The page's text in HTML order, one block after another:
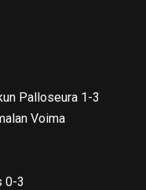
Palloseura 1-3
Voima
0-3